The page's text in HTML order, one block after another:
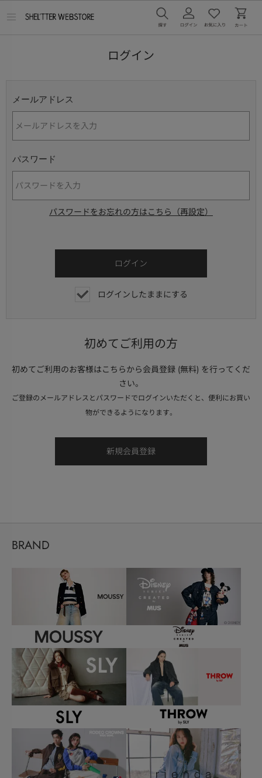
ログイン
メールアドレス
パスワード
パスワードをお忘れの方はこちら（再設定）
ログインしたままにする
初めてご利用の方
初めてご利用のお客様はこちらから会員登録 (無料) を行ってくだ
さい。
ご登録のメールアドレスとパスワードでログインいただくと、便利にお買い
物ができるようになります。
BRAND